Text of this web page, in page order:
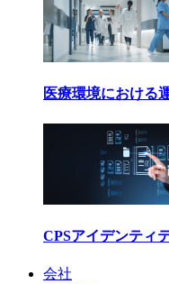
医療環境における
CPSアイデンティ
会社